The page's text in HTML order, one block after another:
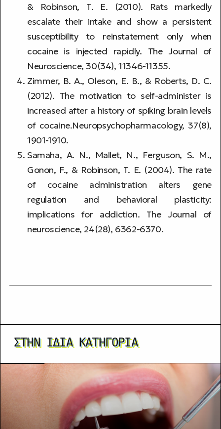
& Robinson, T. E. (2010). Rats markedly
escalate their intake and show a persistent
susceptibility to reinstatement only when
cocaine is injected rapidly. The Journal of
Neuroscience, 30(34), 11346-11355.
Zimmer, B. A., Oleson, E. B., & Roberts, D. C.
(2012). The motivation to self-administer is
increased after a history of spiking brain levels
of cocaine.Neuropsychopharmacology, 37(8),
1901-1910.
Samaha, A. N., Mallet, N., Ferguson, S. M.,
Gonon, F., & Robinson, T. E. (2004). The rate
of cocaine administration alters gene
regulation and behavioral plasticity:
implications for addiction. The Journal of
neuroscience, 24(28), 6362-6370.
ΣΤΗΝ ΊΔΙΑ ΚΑΤΗΓΟΡΊΑ